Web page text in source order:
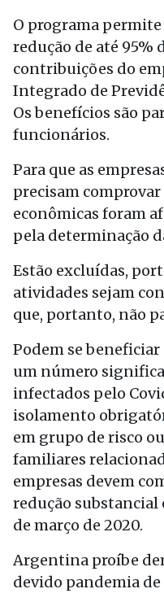
O programa
redução de até 95%
contribuições do
Integrado de
Os benefícios são
funcionários.
Para que as
precisam
econômicas foram
pela determinação
Estão excluídas,
atividades sejam
que, portanto, não
Podem se
um número
infectados pelo
isolamento
em grupo de risco
familiares
empresas devem
redução substancial
de março de 2020.
Argentina proíbe
devido pandemia